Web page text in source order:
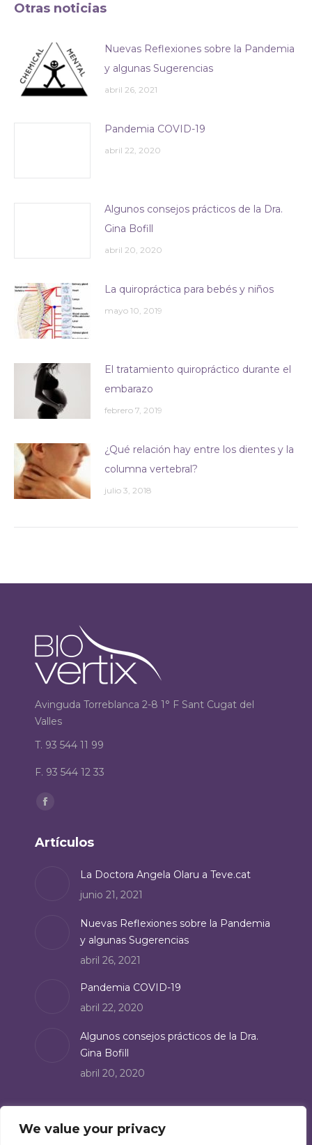
We value your privacy
Otras noticias
Nuevas Reflexiones sobre la Pandemia
y algunas Sugerencias
abril 26, 2021
Pandemia COVID-19
abril 22, 2020
Algunos consejos prácticos de la Dra.
Gina Bofill
abril 20, 2020
La quiropráctica para bebés y niños
mayo 10, 2019
El tratamiento quiropráctico durante el
embarazo
febrero 7, 2019
¿Qué relación hay entre los dientes y la
columna vertebral?
julio 3, 2018
Avinguda Torreblanca 2-8 1° F Sant Cugat del
Valles
T. 93 544 11 99
F. 93 544 12 33
Encuéntranos en:
opens
window
Artículos
La Doctora Angela Olaru a Teve.cat
junio 21, 2021
Nuevas Reflexiones sobre la Pandemia
y algunas Sugerencias
abril 26, 2021
Pandemia COVID-19
abril 22, 2020
Algunos consejos prácticos de la Dra.
Gina Bofill
abril 20, 2020